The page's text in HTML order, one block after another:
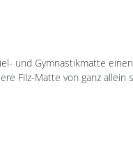
und Gymnastikmatte
Filz-Matte von ganz